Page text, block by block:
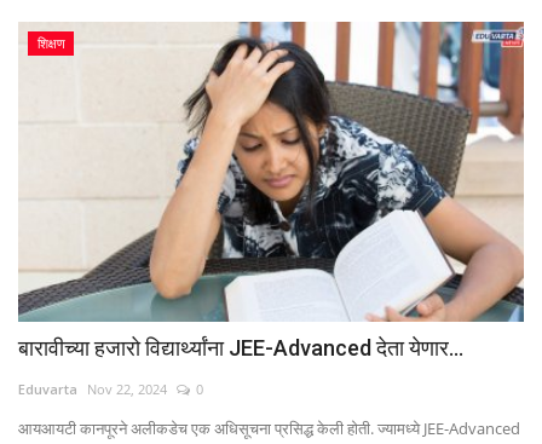
शिक्षण
बारावीच्या हजारो विद्यार्थ्यांना JEE-Advanced देता येणार...
Eduvarta Nov 22, 2024 0
आयआयटी कानपूरने अलीकडेच एक अधिसूचना प्रसिद्ध केली होती. ज्यामध्ये JEE-Advanced